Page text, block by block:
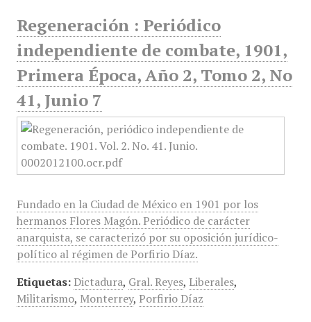
Regeneración : Periódico
independiente de combate, 1901,
Primera Época, Año 2, Tomo 2, No
41, Junio 7
Fundado en la Ciudad de México en 1901 por los
hermanos Flores Magón. Periódico de carácter
anarquista, se caracterizó por su oposición jurídico-
político al régimen de Porfirio Díaz.
Etiquetas: Dictadura, Gral. Reyes, Liberales,
Militarismo, Monterrey, Porfirio Díaz